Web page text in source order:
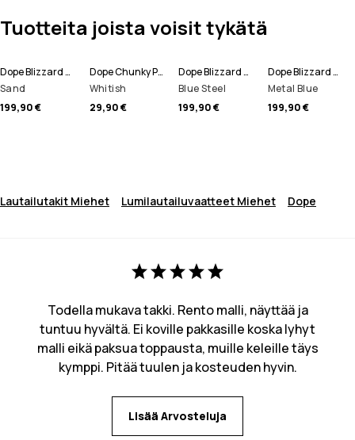
Tuotteita joista voisit tykätä
Dope Blizzard Full Zip Lumilautailutakki Miehet
Sand
199,90 €
Dope Chunky Pipo
Whitish
29,90 €
Dope Blizzard Full Zip Lumilautailutakki Miehet
Blue Steel
199,90 €
Dope Blizzard Full Zip Laskettelutakki Miehet
Metal Blue
199,90 €
Lautailutakit Miehet Lumilautailuvaatteet Miehet Dope
Todella mukava takki. Rento malli, näyttää ja
tuntuu hyvältä. Ei koville pakkasille koska lyhyt
malli eikä paksua toppausta, muille keleille täys
kymppi. Pitää tuulen ja kosteuden hyvin.
Lisää Arvosteluja